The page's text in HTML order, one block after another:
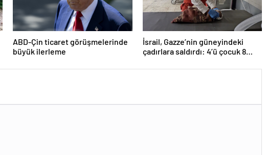
ABD-Çin ticaret görüşmelerinde
büyük ilerleme
İsrail, Gazze’nin güneyindeki
çadırlara saldırdı: 4’ü çocuk 8